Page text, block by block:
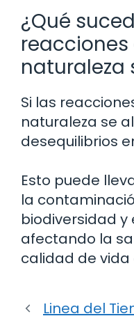
¿Qué
naturaleza
Si las
naturaleza se
desequilibrios
Esto puede
la
biodiversidad
afectando la
calidad de vida
Linea del